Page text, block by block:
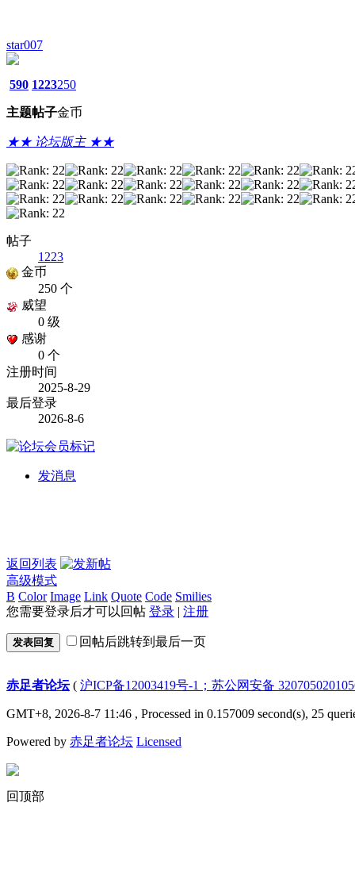
star007
590
主题
1223
帖子
250
金币
★★ 论坛版主 ★★
帖子
1223
金币
250 个
威望
0 级
感谢
0 个
注册时间
2025-8-29
最后登录
2026-8-6
发消息
返回列表
高级模式
B Color Image Link Quote Code Smilies
您需要登录后才可以回帖 登录 | 注册
发表回复 回帖后跳转到最后一页
赤足者论坛( 沪ICP备12003419号-1；苏公网安备
GMT+8, 2026-8-7 11:46 , Processed in 0.157009 second(s), 25
Powered by 赤足者论坛 Licensed
回顶部